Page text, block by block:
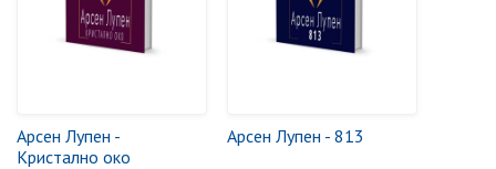
Арсен Лупен -
Кристално око
Арсен Лупен - 813